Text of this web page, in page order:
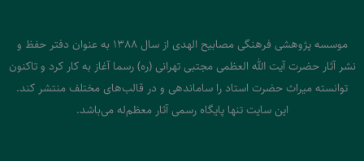
موسسه پژوهشی فرهنگی مصابیح الهدی از سال 1388 به عنوان دفتر حفظ و
نشر آثار حضرت آیت الله العظمی مجتبی تهرانی (ره) رسما آغاز به کار کرد و تاکنون
توانسته میراث حضرت استاد را ساماندهی و در قالب‌های مختلف منتشر کند.
این سایت تنها پایگاه رسمی آثار معظم‌له می‌باشد.